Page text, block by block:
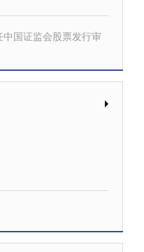
国证监会股票发行审